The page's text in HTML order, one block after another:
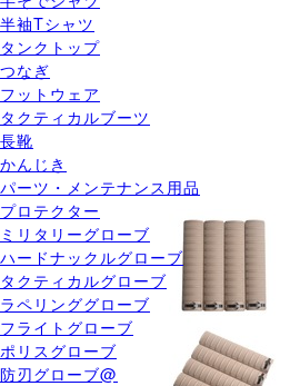
半袖Tシャツ
タンクトップ
つなぎ
フットウェア
タクティカルブーツ
長靴
かんじき
パーツ・メンテナンス用品
プロテクター
ミリタリーグローブ
ハードナックルグローブ
タクティカルグローブ
ラペリンググローブ
フライトグローブ
ポリスグローブ
防刃グローブ@